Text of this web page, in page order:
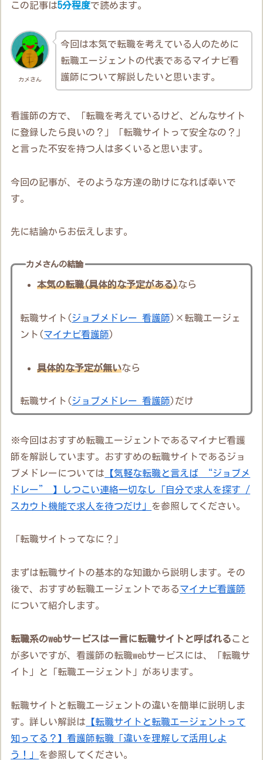
この記事は5分程度で読めます。
カメさん
今回は本気で転職を考えている人のために
転職エージェントの代表であるマイナビ看
護師について解説したいと思います。
看護師の方で、「転職を考えているけど、どんなサイト
に登録したら良いの？」「転職サイトって安全なの？」
と言った不安を持つ人は多くいると思います。
今回の記事が、そのような方達の助けになれば幸いで
す。
先に結論からお伝えします。
カメさんの結論
本気の転職(具体的な予定がある)なら
転職サイト(ジョブメドレー 看護師)×転職エージェ
ント(マイナビ看護師)
具体的な予定が無いなら
転職サイト(ジョブメドレー 看護師)だけ
※今回はおすすめ転職エージェントであるマイナビ看護
師を解説しています。おすすめの転職サイトであるジョ
ブメドレーについては 【気軽な転職と言えば “ジョブメ
ドレー” 】しつこい連絡一切なし「自分で求人を探す /
スカウト機能で求人を待つだけ」 を参照してください。
「転職サイトってなに？」
まずは転職サイトの基本的な知識から説明します。その
後で、おすすめ転職エージェントであるマイナビ看護師
について紹介します。
転職系のwebサービスは一言に転職サイトと呼ばれること
が多いですが、看護師の転職webサービスには、「転職サ
イト」と「転職エージェント」があります。
転職サイトと転職エージェントの違いを簡単に説明しま
す。詳しい解説は 【転職サイトと転職エージェントって
知ってる？】看護師転職「違いを理解して活用しよ
う！」 を参照してください。